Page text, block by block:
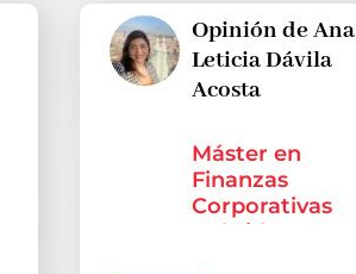
Opinión de Ana
Leticia Dávila
Acosta
Máster en
Finanzas
Corporativas
Hybrid